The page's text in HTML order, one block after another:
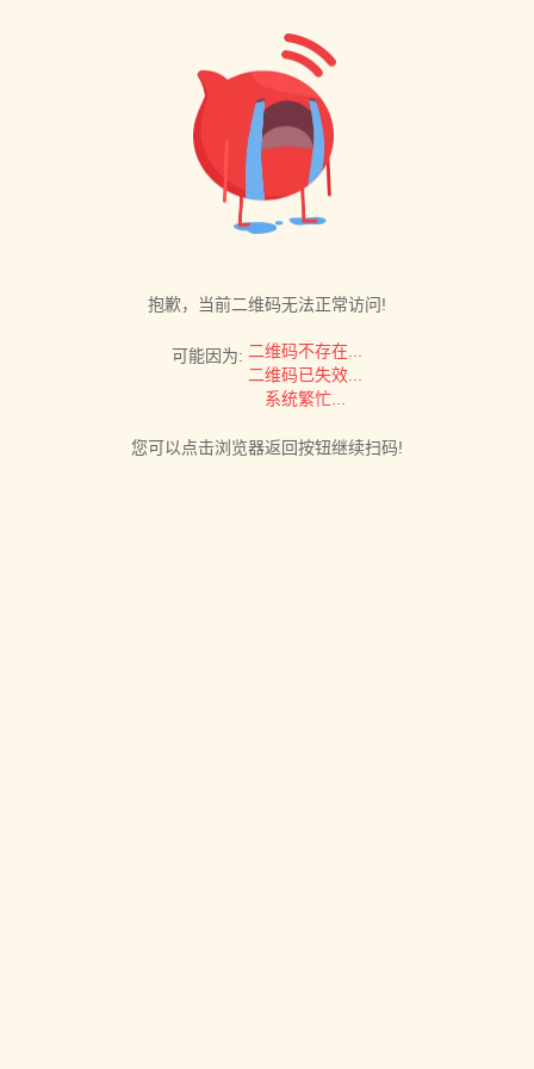
抱歉，当前二维码无法正常访问!
可能因为: 二维码不存在...
二维码已失效...
系统繁忙...
您可以点击浏览器返回按钮继续扫码!